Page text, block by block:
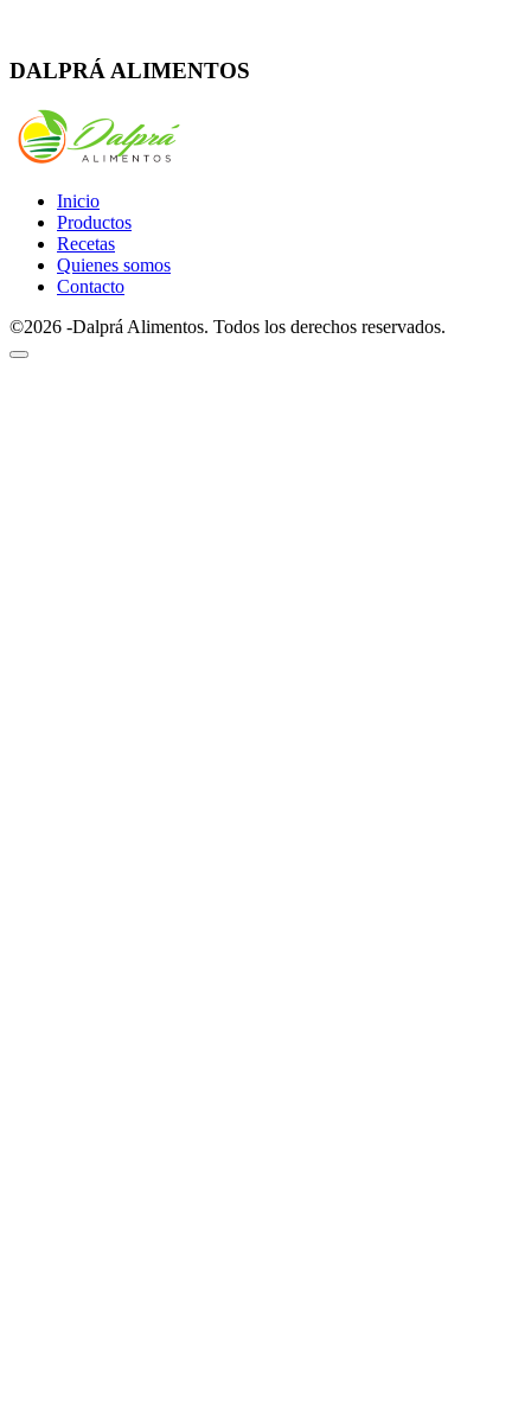
DALPRÁ ALIMENTOS
Inicio
Productos
Recetas
Quienes somos
Contacto
©2026 -Dalprá Alimentos. Todos los derechos reservados.